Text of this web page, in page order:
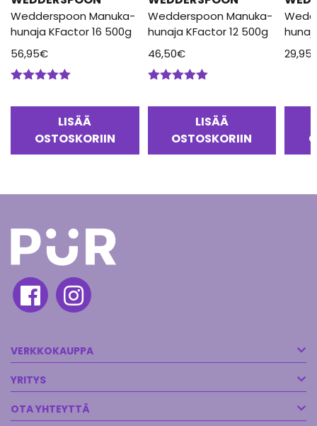
Wedderspoon Manuka-
hunaja KFactor 16 500g
56,95€
LISÄÄ
OSTOSKORIIN
Wedderspoon Manuka-
hunaja KFactor 12 500g
46,50€
LISÄÄ
OSTOSKORIIN
29,95
VERKKOKAUPPA
YRITYS
OTA YHTEYTTÄ